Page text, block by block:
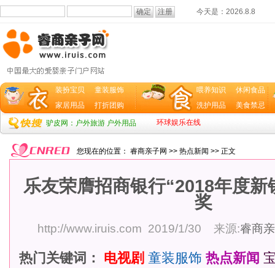
今天是： 2026.8.8
装扮宝贝
童装服饰
家居用品
打折团购
喂养知识
休闲食品
洗护用品
美食禁忌
驴皮网：户外旅游 户外用品 环球娱乐在线
您现在的位置： 睿商亲子网 >> 热点新闻 >> 正文
乐友荣膺招商银行“2018年度新
奖
http://www.iruis.com 2019/1/30 来源:睿商
热门关键词： 电视剧 童装服饰 热点新闻